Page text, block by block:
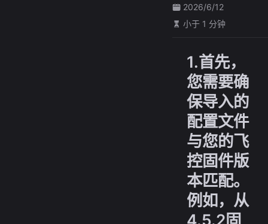
2026/6/12
小于 1 分钟
1.首先，
您需要确
保导入的
配置文件
与您的飞
控固件版
本匹配。
例如，从
4.5.2固